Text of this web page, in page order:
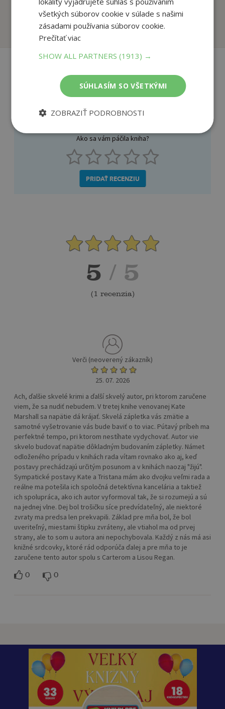
Na sklade Na sklade
Recenzie čitateľov
Napíšte recenziu a môžete vyhrať
Ako sa vám páčila kniha?
PRIDAŤ RECENZIU
5 / 5
(1 recenzia)
Verči (neoverený zákazník)
25. 07. 2026
Ach, ďalšie skvelé krimi a ďalší skvelý autor, pri ktorom zaručene
viem, že sa nudiť nebudem. V tretej knihe venovanej Kate
Marshall sa napätie dá krájať. Skvelá zápletka vás zmätie a
samotné vyšetrovanie vás bude baviť o to viac. Pútavý príbeh ma
perfektné tempo, pri ktorom nestíhate vydychovať. Autor vie
skvelo budovať napätie dôkladným budovaním zápletky. Námet
odloženého prípadu v knihách rada vítam rovnako ako aj, keď
postavy prechádzajú určitým posunom a v knihách naozaj "žijú".
Sympatické postavy Kate a Tristana mám ako dvojku veľmi rada a
reálne ma potešila ich spoločná detektívna kancelária a taktiež
ich spolupráca, ako ich autor vyformoval tak, že si rozumejú a sú
na jednej vlne. Dej bol trošičku síce predvídateľný, ale niektoré
zvraty ma predsa len prekvapili. Základ pre mňa bol, že bol
uveriteľný, miestami štipku zvráteny, ale vtiahol ma od prvej
strany, ale to som u autora ani nepochybovala. Každý z nás má asi
knižné srdcovky, ktoré rád odporúča ďalej a pre mňa to je
zaručene tento autor spolu s Carterom a Lisou Regan.
0 0
všetkých súborov cookie v súlade s našimi
zásadami používania súborov cookie.
Prečítať viac
SHOW ALL PARTNERS(1913) →
SÚHLASÍM SO VŠETKÝMI
ZOBRAZIŤ PODROBNOSTI